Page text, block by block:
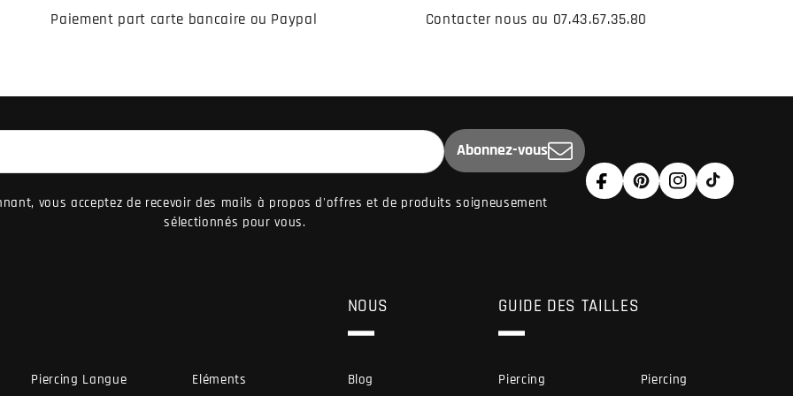
Paiement part carte bancaire ou Paypal Contacter nous au 07.43.67.35.80
Abonnez-vous
vous acceptez de recevoir des mails à propos d'offres et de produits soigneusement
sélectionnés pour vous.
FacebookPinterestInstagram
TikTok
Piercing Langue Eléments
NOUS
Blog
GUIDE DES TAILLES
Piercing
Piercing